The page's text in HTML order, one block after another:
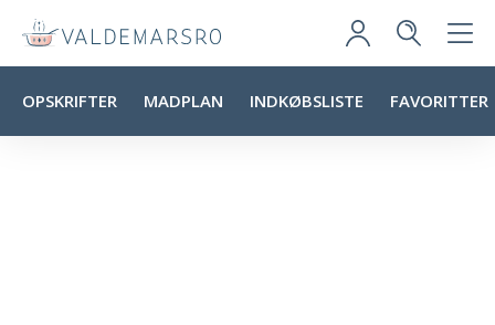
OPSKRIFTER MADPLAN INDKØBSLISTE FAVORITTER